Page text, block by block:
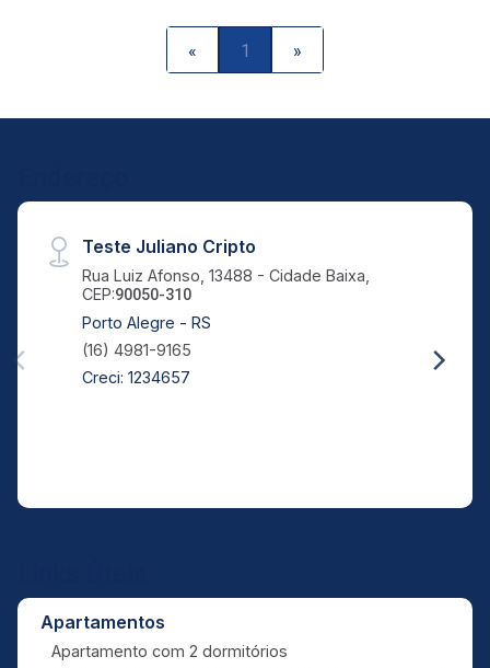
« 1 »
Teste Juliano Cripto
Rua Luiz Afonso, 13488 - Cidade Baixa,
CEP:90050-310
Porto Alegre - RS
(16) 4981-9165
Creci: 1234657
Apartamentos
Apartamento com 2 dormitórios